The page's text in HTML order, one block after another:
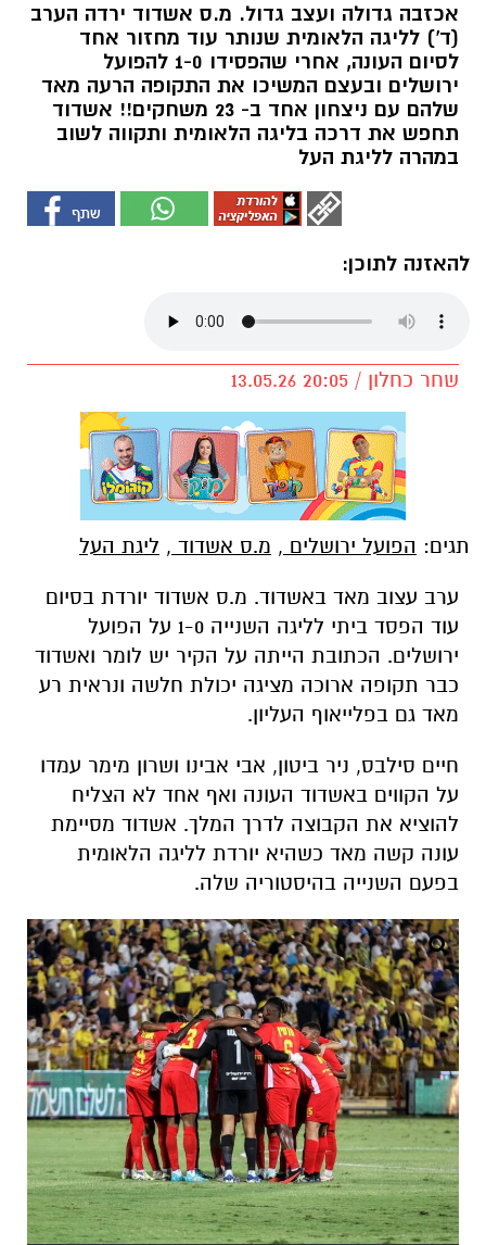
אכזבה גדולה ועצב גדול. מ.ס אשדוד ירדה הערב
(ד') לליגה הלאומית שנותר עוד מחזור אחד
לסיום העונה, אחרי שהפסידו 1-0 להפועל
ירושלים ובעצם המשיכו את התקופה הרעה מאד
שלהם עם ניצחון אחד ב- 23 משחקים!! אשדוד
תחפש את דרכה בליגה הלאומית ותקווה לשוב
במהרה לליגת העל
להאזנה לתוכן:
שחר כחלון / 20:05 13.05.26
תגים: הפועל ירושלים , מ.ס אשדוד , ליגת העל
ערב עצוב מאד באשדוד. מ.ס אשדוד יורדת בסיום
עוד הפסד ביתי לליגה השנייה 1-0 על הפועל
ירושלים. הכתובת הייתה על הקיר יש לומר ואשדוד
כבר תקופה ארוכה מציגה יכולת חלשה ונראית רע
מאד גם בפלייאוף העליון.
חיים סילבס, ניר ביטון, אבי אבינו ושרון מימר עמדו
על הקווים באשדוד העונה ואף אחד לא הצליח
להוציא את הקבוצה לדרך המלך. אשדוד מסיימת
עונה קשה מאד כשהיא יורדת לליגה הלאומית
בפעם השנייה בהיסטוריה שלה.